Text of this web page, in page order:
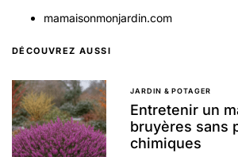
mamaisonmonjardin.com
DÉCOUVREZ AUSSI
JARDIN & POTAGER
Entretenir un
bruyères sans
chimiques